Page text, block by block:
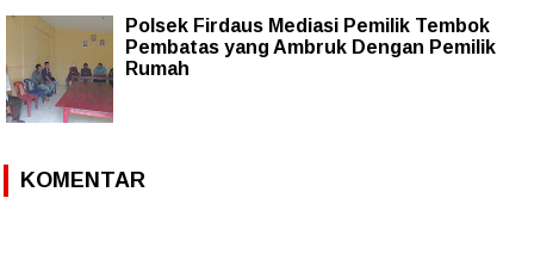
Polsek Firdaus Mediasi Pemilik Tembok
Pembatas yang Ambruk Dengan Pemilik
Rumah
KOMENTAR